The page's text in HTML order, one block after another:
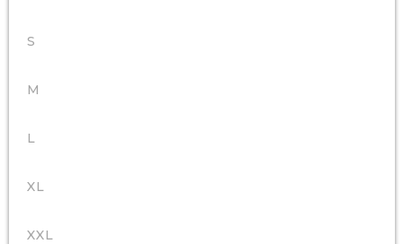
S
M
L
XL
XXL